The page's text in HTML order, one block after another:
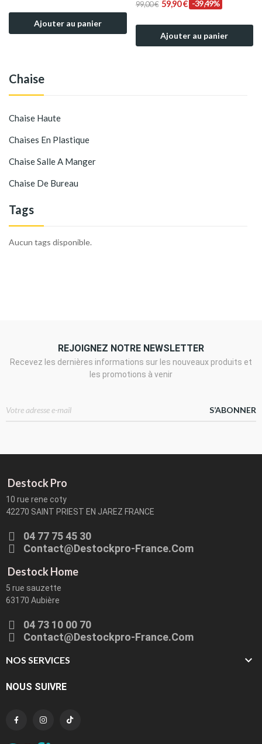
Chaise
Chaise Haute
Chaises En Plastique
Chaise Salle A Manger
Chaise De Bureau
Tags
Aucun tags disponible.
Ajouter au panier
99,00 € 59,90 € -39,49%
Ajouter au panier
REJOIGNEZ NOTRE NEWSLETTER
Recevez les dernières informations sur les nouveaux produits et
les promotions à venir
S’ABONNER
Destock Pro
10 rue rene coty
42270 SAINT PRIEST EN JAREZ FRANCE
04 77 75 45 30
Contact@destockpro-France.com
Destock Home
5 rue sauzette
63170 Aubière
04 73 10 00 70
Contact@destockpro-France.com
NOS SERVICES 
NOUS SUIVRE